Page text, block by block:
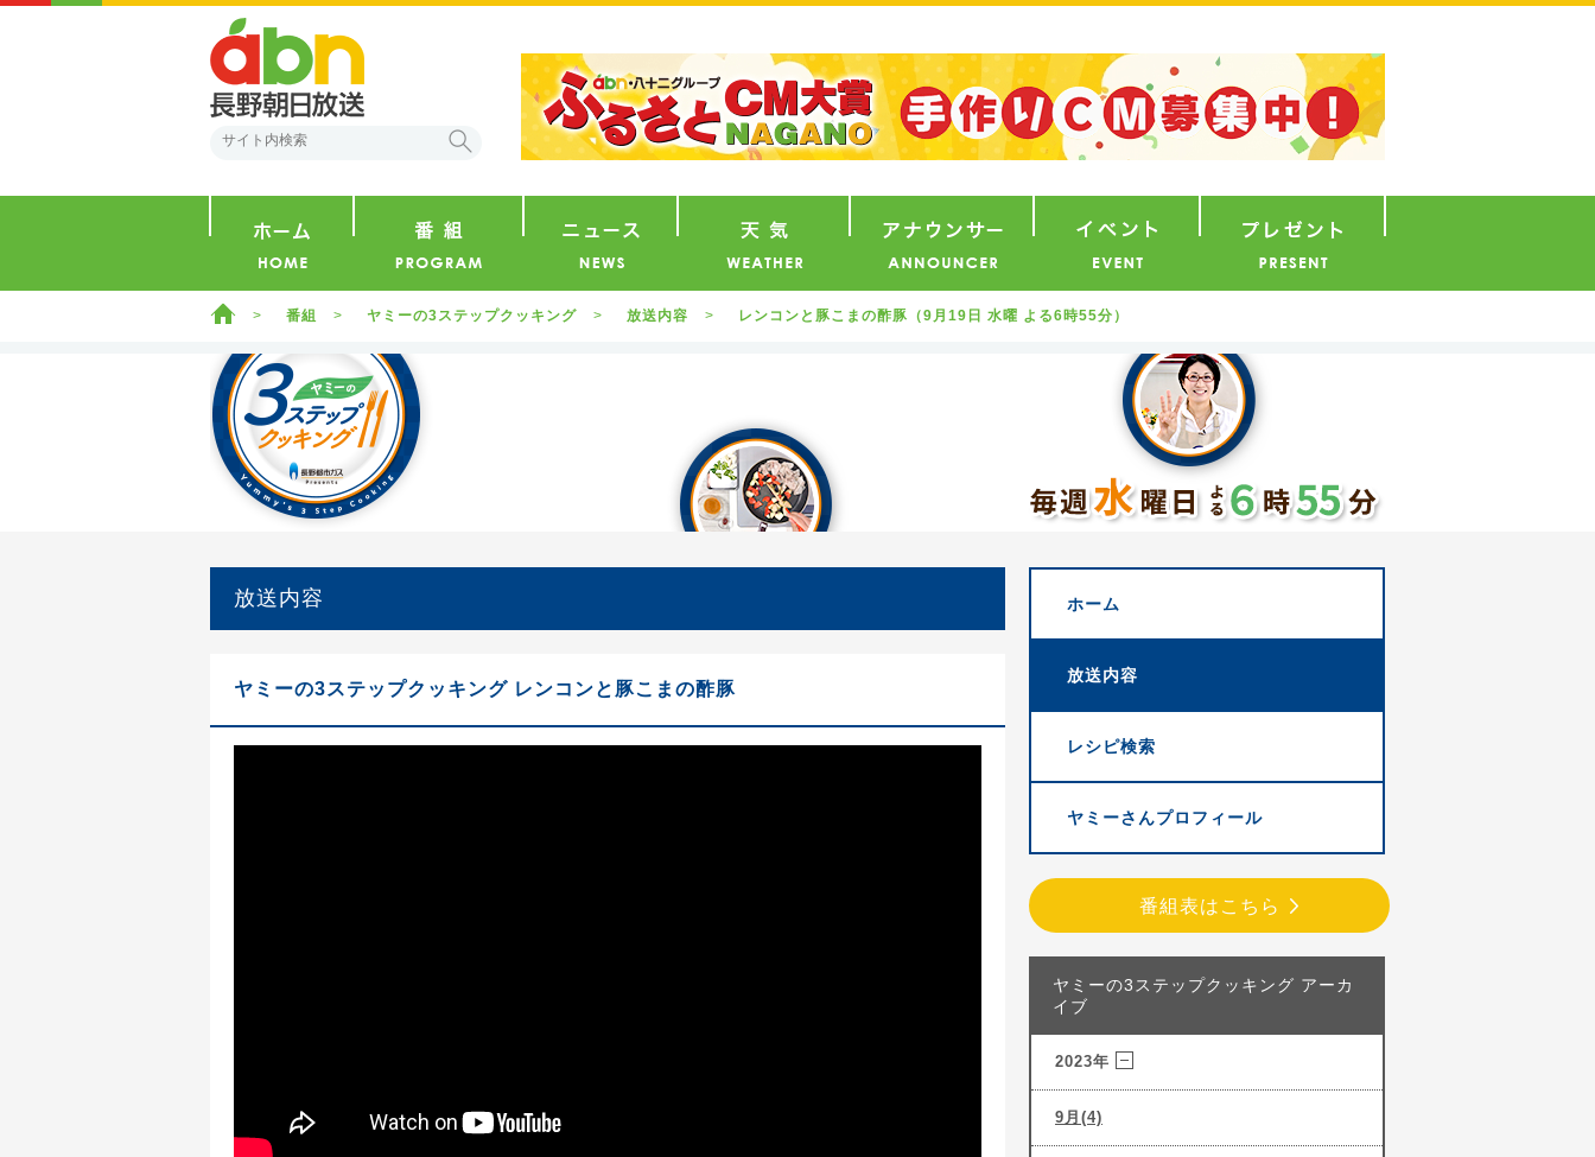
ホーム 番組 ヤミーの3ステップクッキング 放送内容 レンコンと豚こまの酢豚（9月19日 水曜 よる6時55分）
放送内容
ヤミーの3ステップクッキング レンコンと豚こまの酢豚
ホーム
放送内容
レシピ検索
ヤミーさんプロフィール
番組表はこちら
ヤミーの3ステップクッキング アーカ
イブ
2023年
9月(4)